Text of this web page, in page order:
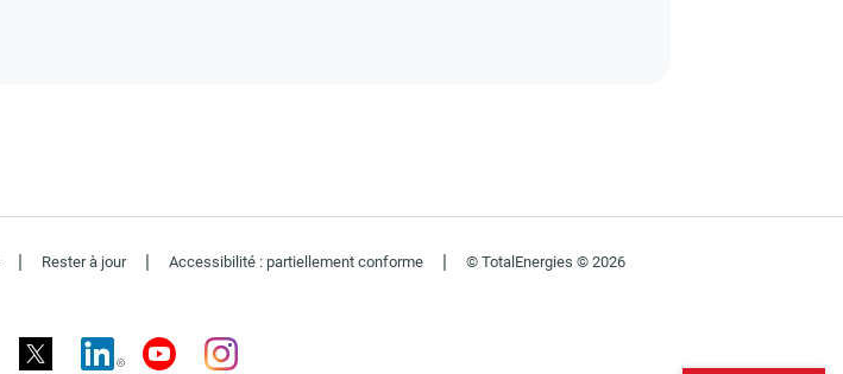
| Rester à jour | Accessibilité : partiellement conforme | © TotalEnergies © 2026